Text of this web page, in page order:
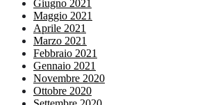
Giugno 2021
Maggio 2021
Aprile 2021
Marzo 2021
Febbraio 2021
Gennaio 2021
Novembre 2020
Ottobre 2020